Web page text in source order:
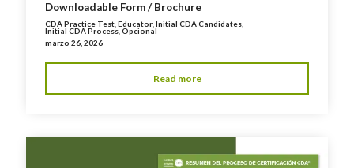
Downloadable Form / Brochure
CDA Practice Test ,Educator ,Initial CDA Candidates
Initial CDA Process ,Opcional
marzo 26, 2026
Read more